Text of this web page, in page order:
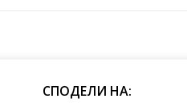
СПОДЕЛИ НА: